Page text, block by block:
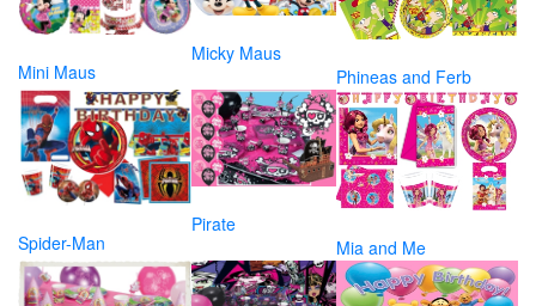
Mini Maus
Micky Maus
Phineas and Ferb
Spider-Man
Pirate
Mia and Me